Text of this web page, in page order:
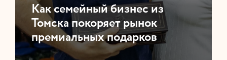
Как семейный бизнес из
Томска покоряет рынок
премиальных подарков